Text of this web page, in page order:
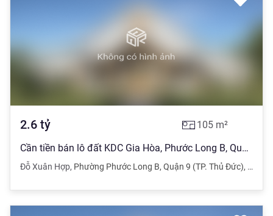
2.6 tỷ 105 m²
Cần tiền bán lô đất KDC Gia Hòa, Phước Long B, Quận 9.Giá 2.6 tỷ105m2
Đỗ Xuân Hợp, Phường Phước Long B, Quận 9 (TP. Thủ Đức),